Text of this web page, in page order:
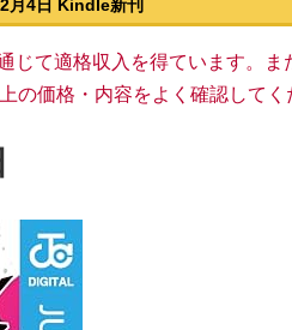
2月4日 Kindle新刊
じて適格収入を得ています。
の価格・内容をよく確認してく